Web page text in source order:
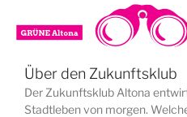
Über den Zukunftsklub
Der Zukunftsklub Altona
Stadtleben von morgen.